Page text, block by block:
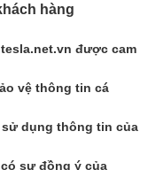
hàng
được cam
vệ thông tin cá
sử dụng thông tin của
sự đồng ý của